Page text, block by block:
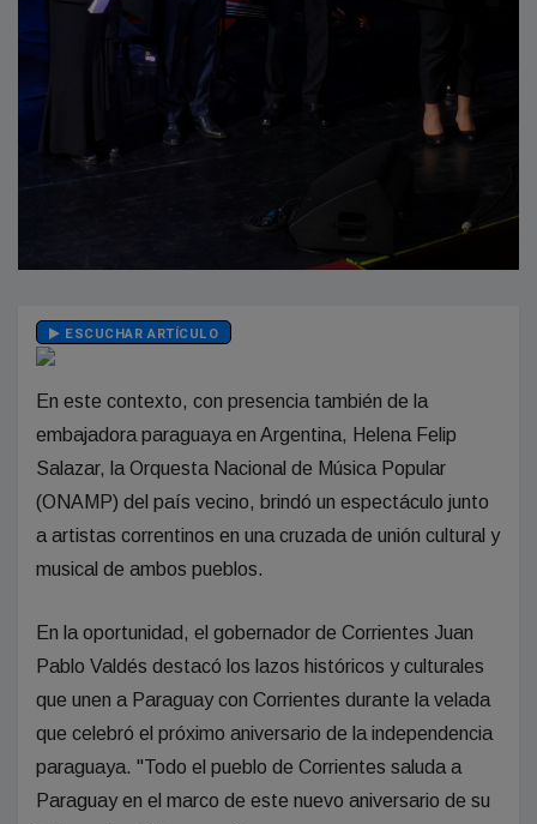
ESCUCHAR ARTÍCULO
En este contexto, con presencia también de la
embajadora paraguaya en Argentina, Helena Felip
Salazar, la Orquesta Nacional de Música Popular
(ONAMP) del país vecino, brindó un espectáculo junto
a artistas correntinos en una cruzada de unión cultural y
musical de ambos pueblos.
En la oportunidad, el gobernador de Corrientes Juan
Pablo Valdés destacó los lazos históricos y culturales
que unen a Paraguay con Corrientes durante la velada
que celebró el próximo aniversario de la independencia
paraguaya. "Todo el pueblo de Corrientes saluda a
Paraguay en el marco de este nuevo aniversario de su